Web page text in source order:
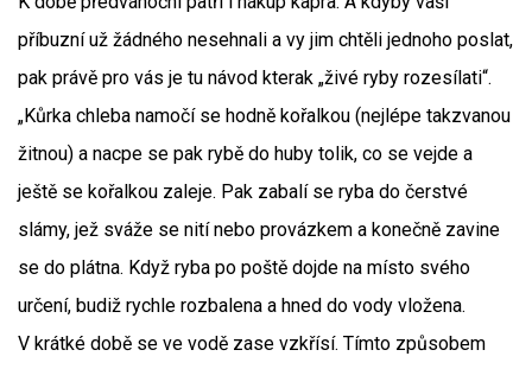
příbuzní už žádného nesehnali a vy jim chtěli jednoho poslat,
pak právě pro vás je tu návod kterak „živé ryby rozesílati“.
„Kůrka chleba namočí se hodně kořalkou (nejlépe takzvanou
žitnou) a nacpe se pak rybě do huby tolik, co se vejde a
ještě se kořalkou zaleje. Pak zabalí se ryba do čerstvé
slámy, jež sváže se nití nebo provázkem a konečně zavine
se do plátna. Když ryba po poště dojde na místo svého
určení, budiž rychle rozbalena a hned do vody vložena.
V krátké době se ve vodě zase vzkřísí. Tímto způsobem